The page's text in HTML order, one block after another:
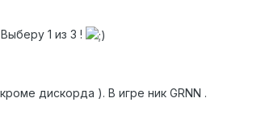
1 из 3 !
дискорда ). В игре ник GRNN .